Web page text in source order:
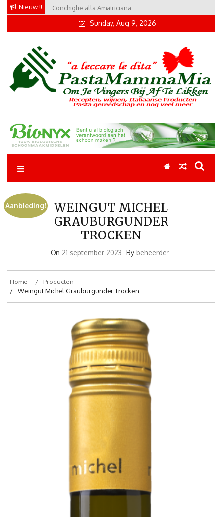
Skip
content
Nieuw !! Conchiglie alla Amatriciana
Sunday, Aug 9, 2026
Pastamammamia
Pastarecepten om je vingers bij af te likken
WEINGUT MICHEL
GRAUBURGUNDER
TROCKEN
On 21 september 2023 By beheerder
Home
Producten
Weingut Michel Grauburgunder Trocken
Aanbieding!